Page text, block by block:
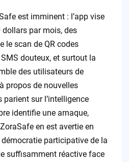
est imminent : l’app vise
dollars par mois, des
le scan de QR codes
douteux, et surtout la
des utilisateurs de
propos de nouvelles
sur l’intelligence
identifie une arnaque,
en est avertie en
participative de la
suffisamment réactive face